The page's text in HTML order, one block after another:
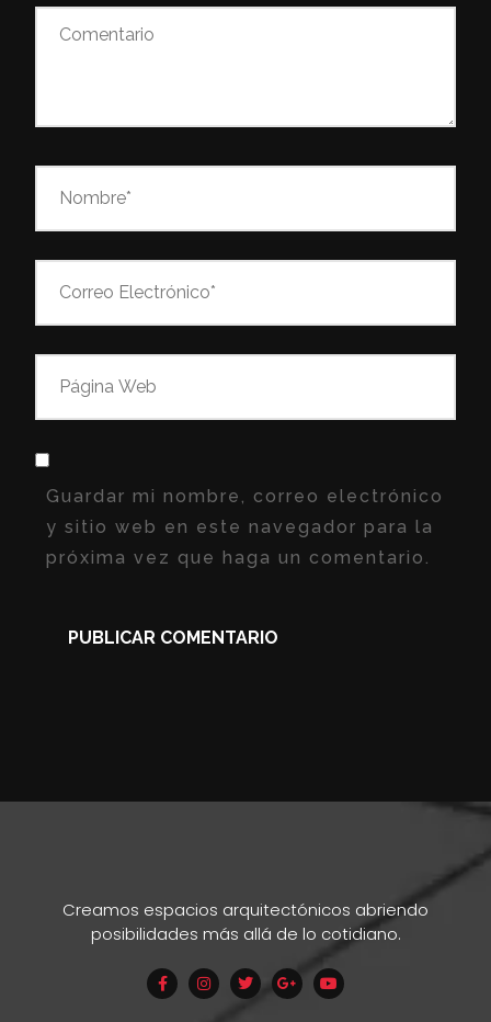
Guardar mi nombre, correo electrónico
y sitio web en este navegador para la
próxima vez que haga un comentario.
Creamos espacios arquitectónicos abriendo
posibilidades más allá de lo cotidiano.